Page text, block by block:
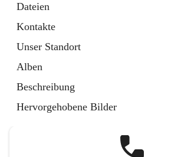
Dateien
Kontakte
Unser Standort
Alben
Beschreibung
Hervorgehobene Bilder